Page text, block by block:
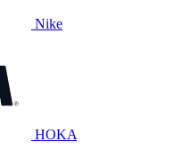
Nike
HOKA